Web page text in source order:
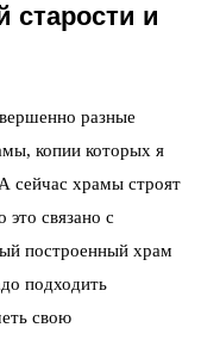
старости и
разные
копии которых я
сейчас храмы строят
связано с
построенный храм
подходить
свою